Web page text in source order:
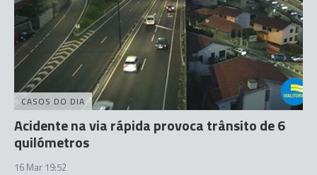
CASOS DO DIA
Acidente na via rápida provoca trânsito de 6
quilómetros
16 Mar 19:52